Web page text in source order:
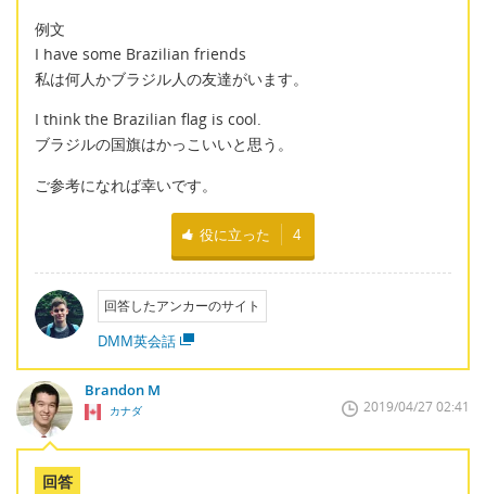
例文
I have some Brazilian friends
私は何人かブラジル人の友達がいます。
I think the Brazilian flag is cool.
ブラジルの国旗はかっこいいと思う。
ご参考になれば幸いです。
役に立った 4
回答したアンカーのサイト
DMM英会話
Brandon M
カナダ 2019/04/27 02:41
回答